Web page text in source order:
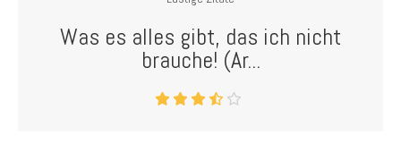
Was es alles gibt, das ich nicht
brauche! (Ar...